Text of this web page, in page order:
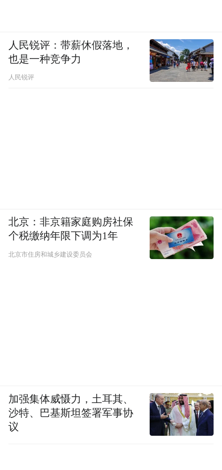
人民锐评：带薪休假落地，
也是一种竞争力
人民锐评
北京：非京籍家庭购房社保
个税缴纳年限下调为1年
北京市住房和城乡建设委员会
加强集体威慑力，土耳其、
沙特、巴基斯坦签署军事协
议